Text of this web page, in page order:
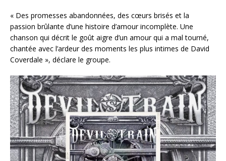
« Des promesses abandonnées, des cœurs brisés et la
passion brûlante d’une histoire d’amour incomplète. Une
chanson qui décrit le goût aigre d’un amour qui a mal tourné,
chantée avec l’ardeur des moments les plus intimes de David
Coverdale », déclare le groupe.